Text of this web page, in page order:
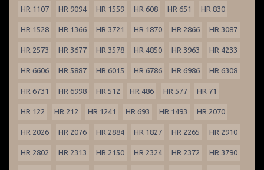
HR 1107 HR 9094 HR 1559 HR 608 HR 651 HR 830
HR 1528 HR 1366 HR 3721 HR 1870 HR 2866 HR 3087
HR 2573 HR 3677 HR 3578 HR 4850 HR 3963 HR 4233
HR 6606 HR 5887 HR 6015 HR 6786 HR 6986 HR 6308
HR 6731 HR 6998 HR 512 HR 486 HR 577 HR 71
HR 122 HR 212 HR 1241 HR 693 HR 1493 HR 2070
HR 2026 HR 2076 HR 2884 HR 1827 HR 2265 HR 2910
HR 2802 HR 2313 HR 2150 HR 2324 HR 2372 HR 3790